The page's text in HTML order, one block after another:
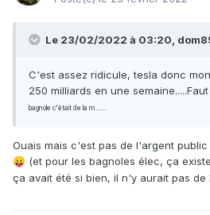
Le 23/02/2022 à 03:20,
C'est assez ridicule, tesla donc
250 milliards en une
bagnole c'était de la m.......
Ouais mais c'est pas de l'argent public
😛 (et pour les bagnoles élec, ça
ça avait été si bien, il n'y aurait pas de